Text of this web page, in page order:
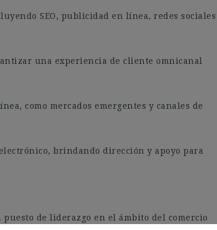
SEO, publicidad en línea, redes sociales
una experiencia de cliente omnicanal
como mercados emergentes y canales de
brindando dirección y apoyo para
de liderazgo en el ámbito del comercio